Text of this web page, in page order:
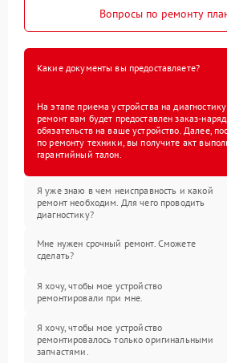
Вопросы по ремонту
Какие документы вы предоставляете?
На этапе приема устройства на
ремонт вам будет предоставлен заказ-
обязательств на ваше устройство. Далее,
по ремонту техники, вы получите акт
гарантийный талон.
Я уже знаю в чем неисправность и какой
ремонт необходим. Для чего проводить
диагностику?
Мне нужен срочный ремонт. Сможете
сделать?
Я хочу, чтобы мое устройство
ремонтировали при мне.
Я хочу, чтобы мое устройство
ремонтировалось только оригинальными
запчастями.